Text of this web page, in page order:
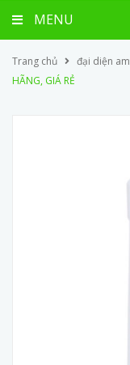
MENU
Trang chủ đại diện
HÃNG, GIÁ RẺ